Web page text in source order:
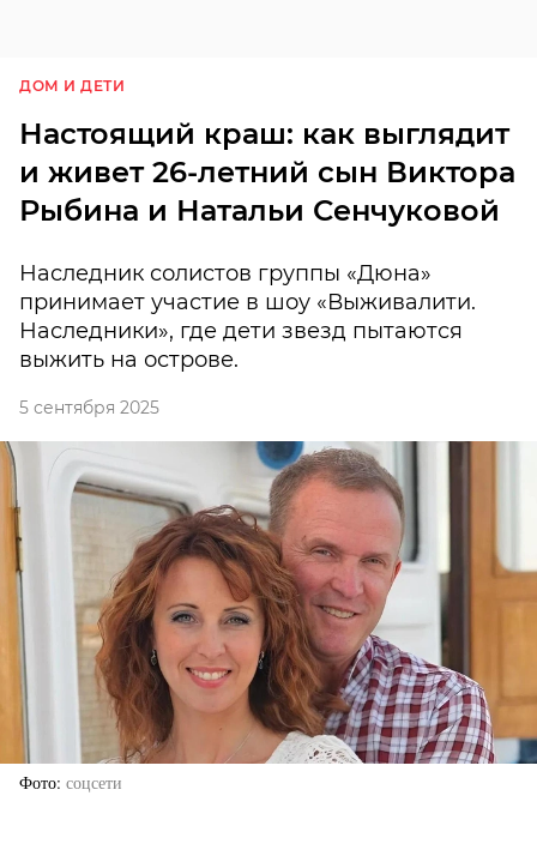
ДОМ И ДЕТИ
Настоящий краш: как выглядит
и живет 26-летний сын Виктора
Рыбина и Натальи Сенчуковой
Наследник солистов группы «Дюна»
принимает участие в шоу «Выживалити.
Наследники», где дети звезд пытаются
выжить на острове.
5 сентября 2025
Фото соцсети